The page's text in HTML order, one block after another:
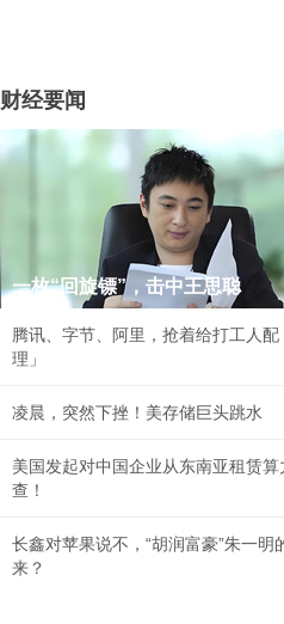
财经要闻
一枚“回旋镖”，击中王思聪
腾讯、字节、阿里，抢着给打工人配
理」
凌晨，突然下挫！美存储巨头跳水
美国发起对中国企业从东南亚租赁算
查！
长鑫对苹果说不，“胡润富豪”朱一明
来？